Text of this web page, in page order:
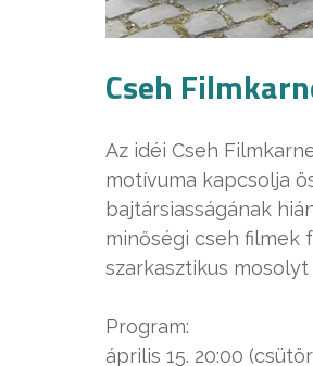
Cseh
Az idéi Cseh
motívuma kapcsolja
bajtársiasságának
minőségi cseh filmek
szarkasztikus mosolyt
Program:
április 15. 20:00